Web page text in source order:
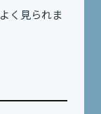
く見られま